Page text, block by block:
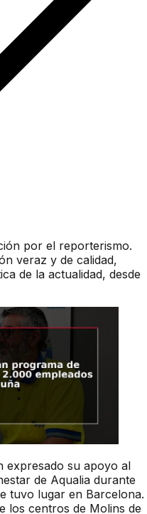
por el reporterismo.
veraz y de calidad,
de la actualidad, desde
expresado su apoyo al
de Aqualia durante
tuvo lugar en Barcelona.
los centros de Molins de